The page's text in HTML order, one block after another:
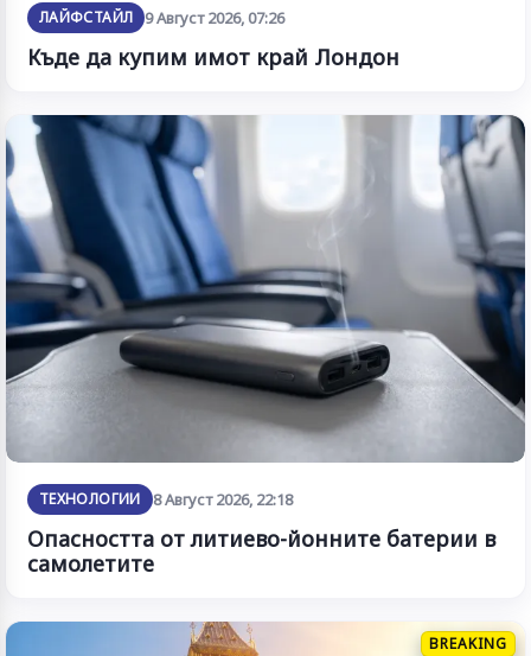
ЛАЙФСТАЙЛ 9 Август 2026, 07:26
Къде да купим имот край Лондон
ТЕХНОЛОГИИ 8 Август 2026, 22:18
Опасността от литиево-йонните батерии в
самолетите
BREAKING